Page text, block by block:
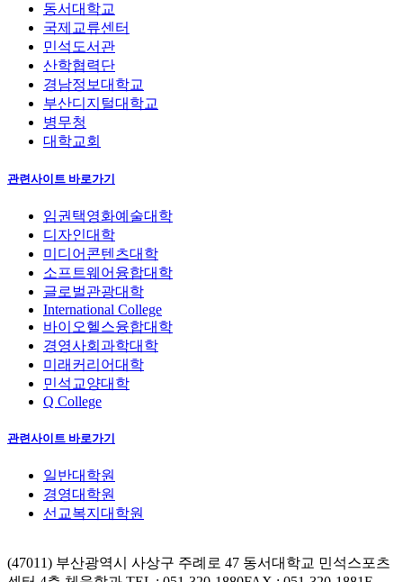
동서대학교
국제교류센터
민석도서관
산학협력단
경남정보대학교
부산디지털대학교
병무청
대학교회
관련사이트 바로가기
임권택영화예술대학
디자인대학
미디어콘텐츠대학
소프트웨어융합대학
글로벌관광대학
International College
바이오헬스융합대학
경영사회과학대학
미래커리어대학
민석교양대학
Q College
관련사이트 바로가기
일반대학원
경영대학원
선교복지대학원
(47011) 부산광역시 사상구 주례로 47 동서대학교 민석스포츠